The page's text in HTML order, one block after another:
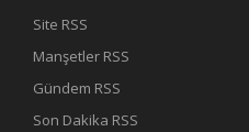
Site RSS
Manşetler RSS
Gündem RSS
Son Dakika RSS